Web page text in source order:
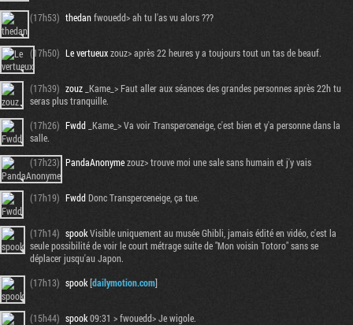
(17h53) thedanfwouedd> ah tu l'as vu alors ???
(17h50) Le vertueuxzouz> après 22 heures y a toujours tout un tas de beauf.
(17h39) zouz _Kame_> Faut aller aux séances des grandes personnes après 22h tu
seras plus tranquille.
(17h26) Fwdd _Kame_> Va voir Transperceneige, c'est bien et y'a personne dans la
salle.
(17h23) PandaAnonymezouz> trouve moi une sale sans humain et j'y vais
(17h19) FwddDonc Transperceneige, ça tue.
(17h14) spookVisible uniquement au musée Ghibli, jamais édité en vidéo, c'est la
seule possibilité de voir le court métrage suite de "Mon voisin Totoro" sans se
déplacer jusqu'au Japon.
(17h13) spook[dailymotion.com]
(15h44) spook09:31 > fwouedd> Je wigole.